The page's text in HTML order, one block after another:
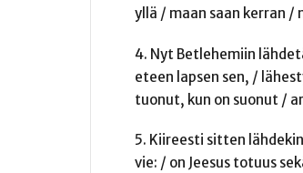
yllä / maan saan kerran /
4. Nyt Betlehemiin
eteen lapsen sen, /
tuonut, kun on suonut /
5. Kiireesti sitten
vie: / on Jeesus totuus